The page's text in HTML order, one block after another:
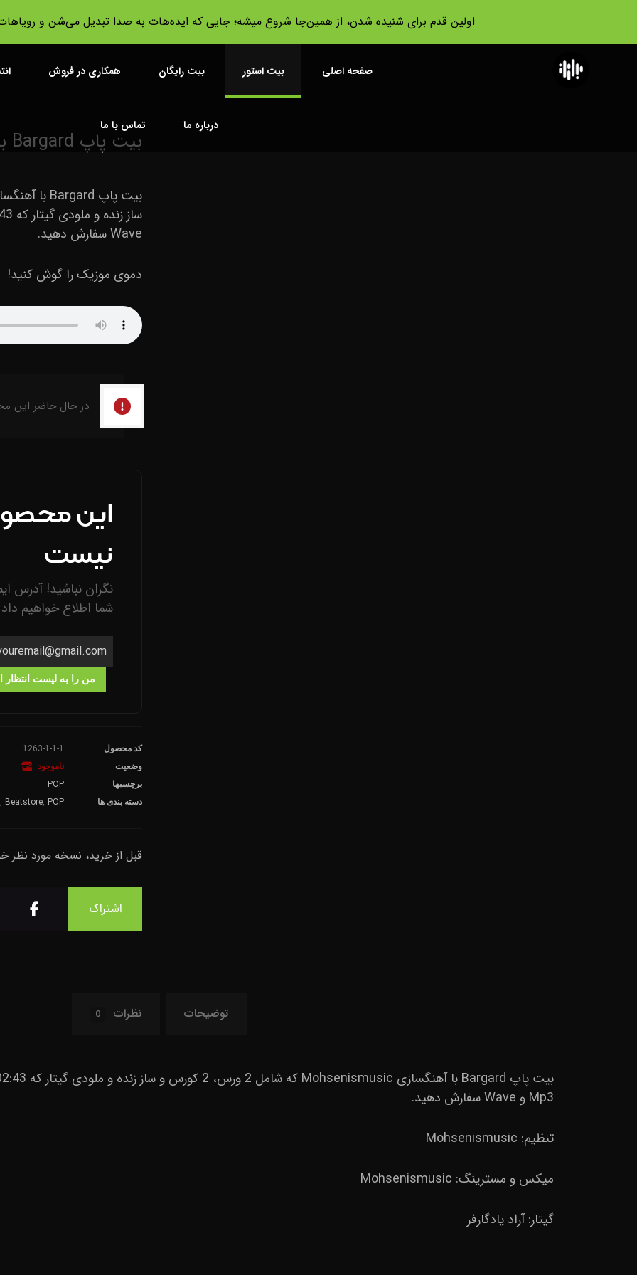
اولین قدم برای شنیده شدن، از همین‌جا شروع میشه؛ جایی که ایده‌هات به صدا تبدیل می‌شن و
صفحه اصلی بیت استور بیت رایگان همکاری در فروش
درباره ما تماس با ما
بیت پاپ Bargard با آهنگسازی Mohsenismusic
Wave سفارش دهید.
دموی موزیک را گوش کنید!
در حال حاضر این
این
نیست
نگران نباشید! آدرس
شما اطلاع خواهیم داد
من را به لیست انتظار
کد محصول 1263-1-1-1
وضعیت
ناموجود
برچسبها
POP
دسته بندی ها , Beatstore, POP
قبل از خرید، نسخه مورد نظر
توضیحات نظرات 0
Mp3 و Wave سفارش دهید.
تنظیم: Mohsenismusic
میکس و مسترینگ: Mohsenismusic
گیتار: آراد یادگارفر